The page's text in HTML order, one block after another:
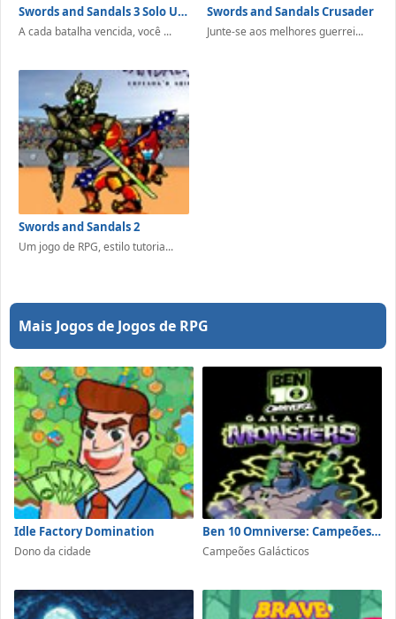
Swords and Sandals 3 Solo Ultratus
A cada batalha vencida, você ...
Swords and Sandals Crusader
Junte-se aos melhores guerrei...
Swords and Sandals 2
Um jogo de RPG, estilo tutoria...
Mais Jogos de Jogos de RPG
Idle Factory Domination
Dono da cidade
Ben 10 Omniverse: Campeões Galácticos
Campeões Galácticos